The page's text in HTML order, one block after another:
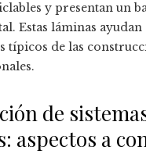
y presentan un
Estas láminas
típicos de las
de
aspectos a